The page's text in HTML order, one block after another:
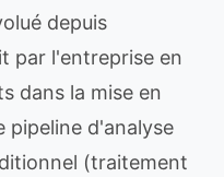
depuis
par l'entreprise en
dans la mise en
pipeline d'analyse
(traitement